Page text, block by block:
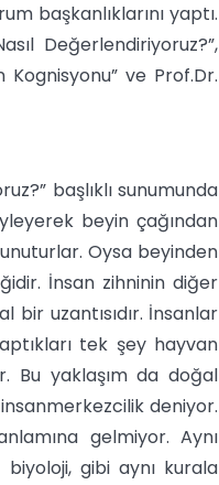
başkanlıklarını yaptı.
Değerlendiriyoruz?”,
Kognisyonu” ve Prof.Dr.
başlıklı sunumunda
beyin çağından
Oysa beyinden
İnsan zihninin diğer
uzantısıdır. İnsanlar
tek şey hayvan
Bu yaklaşım da doğal
deniyor.
gelmiyor. Aynı
gibi aynı kurala